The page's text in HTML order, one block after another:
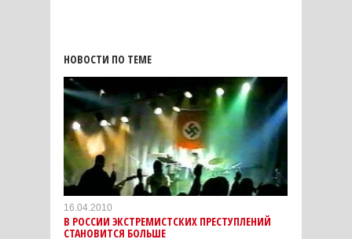
НОВОСТИ ПО ТЕМЕ
16.04.2010
В РОССИИ ЭКСТРЕМИСТСКИХ ПРЕСТУПЛЕНИЙ
СТАНОВИТСЯ БОЛЬШЕ